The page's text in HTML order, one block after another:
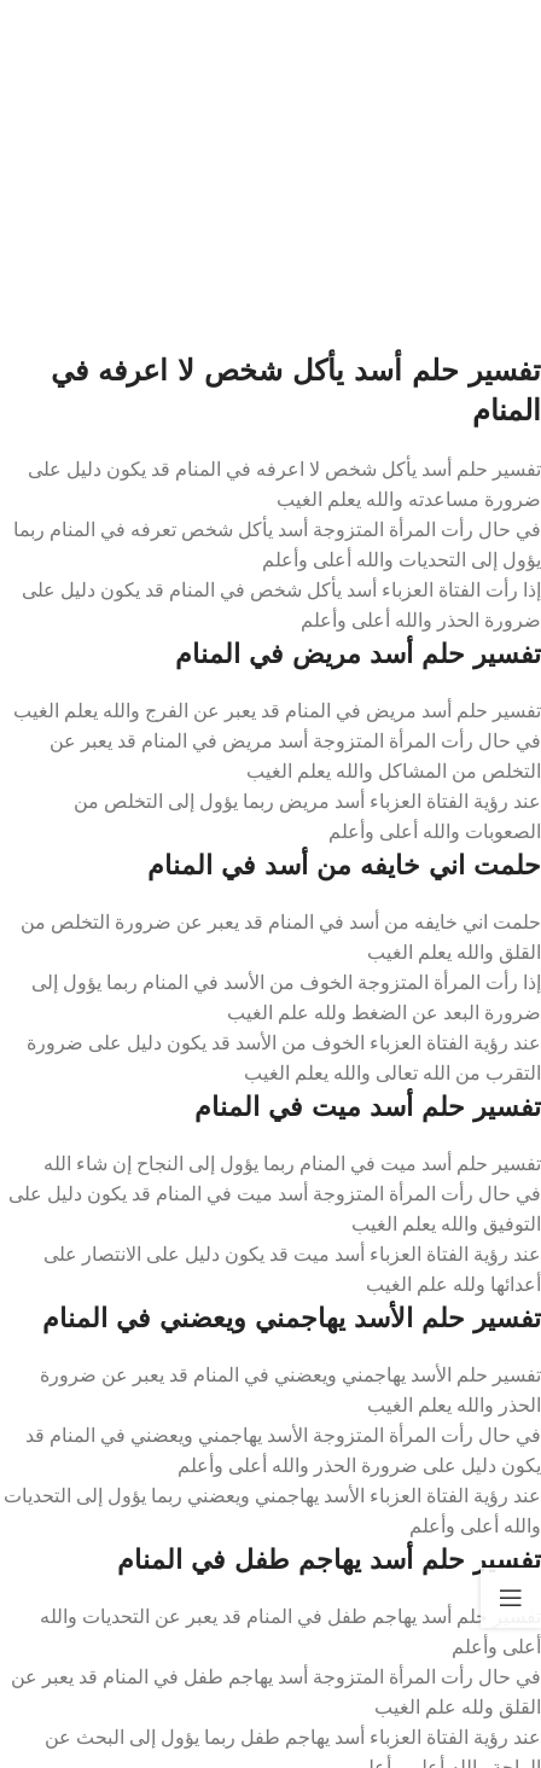
تفسير حلم أسد يأكل شخص لا اعرفه في
المنام
تفسير حلم أسد يأكل شخص لا اعرفه في المنام قد يكون دليل على
ضرورة مساعدته والله يعلم الغيب
في حال رأت المرأة المتزوجة أسد يأكل شخص تعرفه في المنام ربما
يؤول إلى التحديات والله أعلى وأعلم
إذا رأت الفتاة العزباء أسد يأكل شخص في المنام قد يكون دليل على
ضرورة الحذر والله أعلى وأعلم
تفسير حلم أسد مريض في المنام
تفسير حلم أسد مريض في المنام قد يعبر عن الفرج والله يعلم الغيب
في حال رأت المرأة المتزوجة أسد مريض في المنام قد يعبر عن
التخلص من المشاكل والله يعلم الغيب
عند رؤية الفتاة العزباء أسد مريض ربما يؤول إلى التخلص من
الصعوبات والله أعلى وأعلم
حلمت اني خايفه من أسد في المنام
حلمت اني خايفه من أسد في المنام قد يعبر عن ضرورة التخلص من
القلق والله يعلم الغيب
إذا رأت المرأة المتزوجة الخوف من الأسد في المنام ربما يؤول إلى
ضرورة البعد عن الضغط ولله علم الغيب
عند رؤية الفتاة العزباء الخوف من الأسد قد يكون دليل على ضرورة
التقرب من الله تعالى والله يعلم الغيب
تفسير حلم أسد ميت في المنام
تفسير حلم أسد ميت في المنام ربما يؤول إلى النجاح إن شاء الله
في حال رأت المرأة المتزوجة أسد ميت في المنام قد يكون دليل على
التوفيق والله يعلم الغيب
عند رؤية الفتاة العزباء أسد ميت قد يكون دليل على الانتصار على
أعدائها ولله علم الغيب
تفسير حلم الأسد يهاجمني ويعضني في المنام
تفسير حلم الأسد يهاجمني ويعضني في المنام قد يعبر عن ضرورة
الحذر والله يعلم الغيب
في حال رأت المرأة المتزوجة الأسد يهاجمني ويعضني في المنام قد
يكون دليل على ضرورة الحذر والله أعلى وأعلم
عند رؤية الفتاة العزباء الأسد يهاجمني ويعضني ربما يؤول إلى التحديات
والله أعلى وأعلم
تفسير حلم أسد يهاجم طفل في المنام
تفسير حلم أسد يهاجم طفل في المنام قد يعبر عن التحديات والله
أعلى وأعلم
في حال رأت المرأة المتزوجة أسد يهاجم طفل في المنام قد يعبر عن
القلق ولله علم الغيب
عند رؤية الفتاة العزباء أسد يهاجم طفل ربما يؤول إلى البحث عن